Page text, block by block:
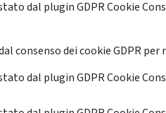
dal plugin GDPR Cookie
consenso dei cookie GDPR
dal plugin GDPR Cookie